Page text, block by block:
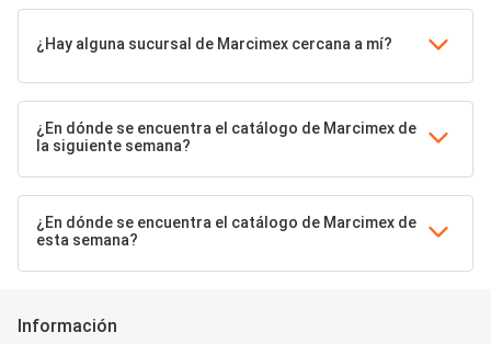
¿Hay alguna sucursal de Marcimex cercana a mí?
¿En dónde se encuentra el catálogo de Marcimex de
la siguiente semana?
¿En dónde se encuentra el catálogo de Marcimex de
esta semana?
Información